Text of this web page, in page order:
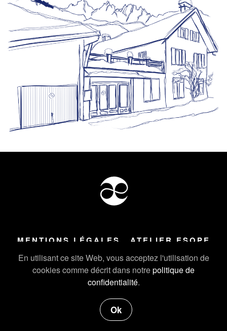
En utilisant ce site Web, vous acceptez l'utilisation de
cookies comme décrit dans notrepolitique de
confidentialité.
Ok
MENTIONS LÉGALES ATELIER ESOPE